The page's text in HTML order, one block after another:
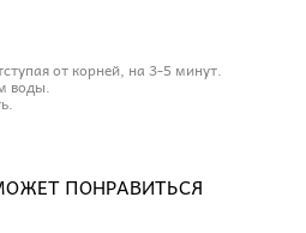
от корней, на 3-5 минут.
воды.
ПОНРАВИТЬСЯ